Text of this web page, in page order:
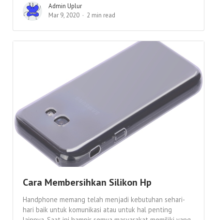
Admin Uplur
Mar 9, 2020
2 min read
Cara Membersihkan Silikon Hp
Handphone memang telah menjadi kebutuhan sehari-
hari baik untuk komunikasi atau untuk hal penting